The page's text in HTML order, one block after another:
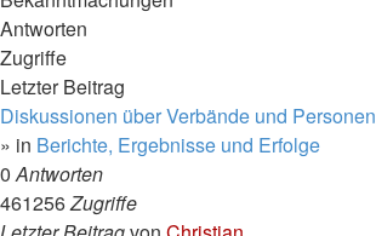
Antworten
Zugriffe
Letzter Beitrag
Diskussionen über Verbände und Personen
» in Berichte, Ergebnisse und Erfolge
0Antworten
461256Zugriffe